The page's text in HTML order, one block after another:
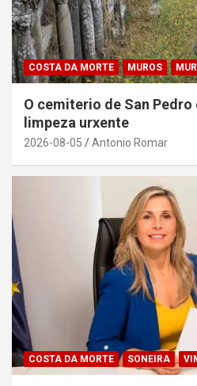
COSTA DA MORTE MUROS
O cemiterio de San Pedro
limpeza urxente
2026-08-05 Antonio Romar
COSTA DA MORTE SONEIRA